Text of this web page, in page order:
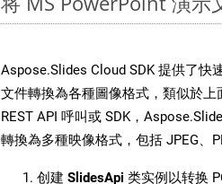
Aspose.Slides Cloud SDK 提供了快
文件轉換為各種圖像格式，類似於
REST API 呼叫或 SDK，
轉換為多種映像格式，包括 JPEG、
创建 SlidesApi 类实例以转换